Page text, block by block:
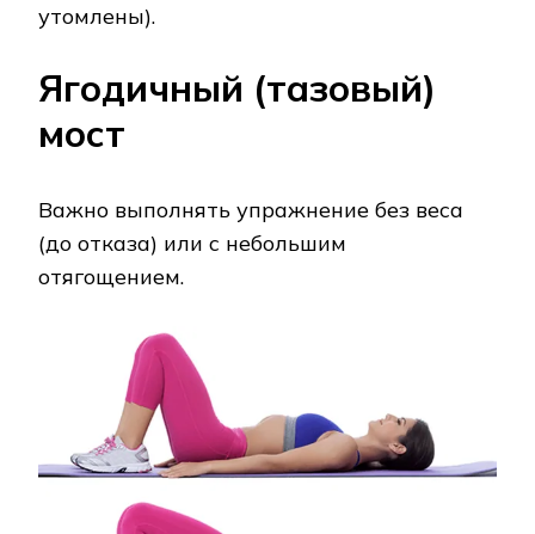
утомлены).
Ягодичный (тазовый)
мост
Важно выполнять упражнение без веса
(до отказа) или с небольшим
отягощением.